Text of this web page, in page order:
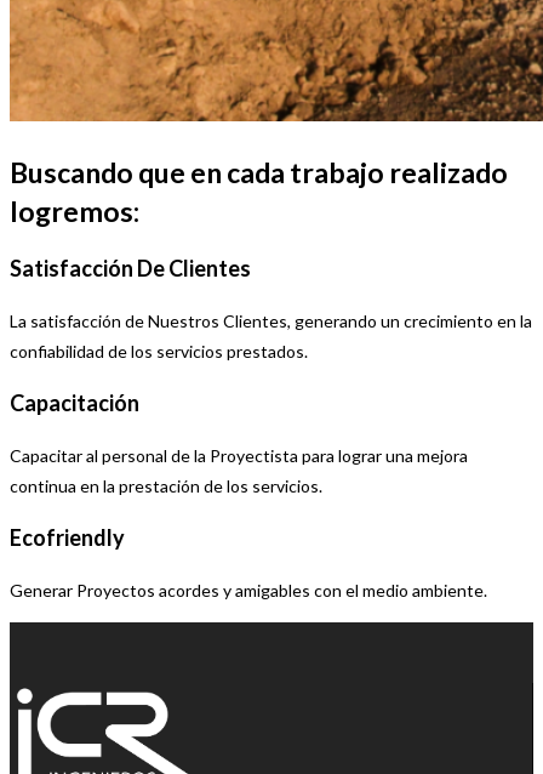
Buscando que en cada trabajo realizado
logremos:
Satisfacción De Clientes​​
La satisfacción de Nuestros Clientes, generando un crecimiento en la
confiabilidad de los servicios prestados.
Capacitación
Capacitar al personal de la Proyectista para lograr una mejora
continua en la prestación de los servicios.
Ecofriendly
Generar Proyectos acordes y amigables con el medio ambiente.